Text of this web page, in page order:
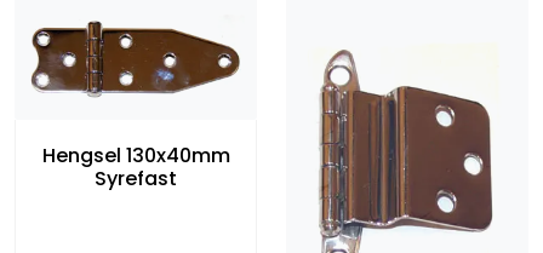
Hengsel 130x40mm
Syrefast